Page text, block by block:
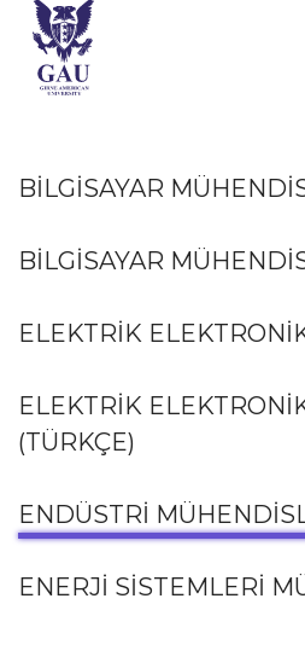
BİLGİSAYAR
BİLGİSAYAR
ELEKTRİK
ELEKTRİK
(TÜRKÇE)
ENDÜSTRİ
ENERJI SISTEMLERI